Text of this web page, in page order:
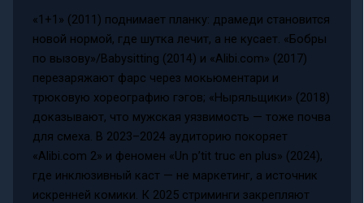
«1+1» (2011) поднимает планку: драмеди становится
новой нормой, где шутка лечит, а не кусает. «Бобры
по вызову»/Babysitting (2014) и «Alibi.com» (2017)
перезаряжают фарс через мокьюментари и
трюковую хореографию гэгов; «Ныряльщики» (2018)
доказывают, что мужская уязвимость — тоже почва
для смеха. В 2023–2024 аудиторию покоряет
«Alibi.com 2» и феномен «Un p’tit truc en plus» (2024),
где инклюзивный каст — не маркетинг, а источник
искренней комики. К 2025 стриминги закрепляют